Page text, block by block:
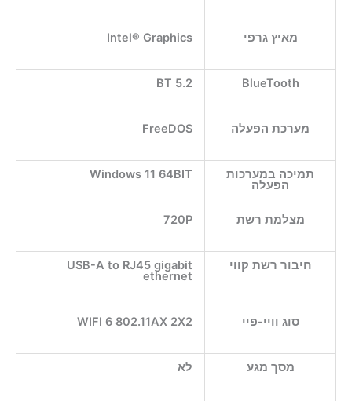
מאיץ גרפי Intel® Graphics
BlueTooth
BT 5.2
מערכת הפעלה FreeDOS
תמיכה במערכות
הפעלה
Windows 11 64BIT
מצלמת רשת 720P
חיבור רשת קווי USB-A to RJ45 gigabit
ethernet
סוג וויי-פיי WIFI 6 802.11AX 2X2
מסך מגע לא